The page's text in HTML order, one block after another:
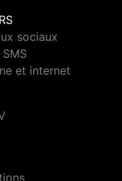
sociaux
et internet